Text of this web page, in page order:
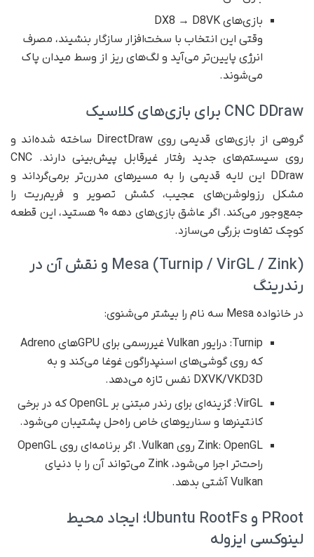
بازی‌های DX8 → D8VK
وقتی این انتخاب با سخت‌افزار سازگار بنشیند، مصرف
انرژی پایین‌تر می‌آید و لگ‌های ریز از وسط میدان پاک
می‌شوند.
CNC DDraw برای بازی‌های کلاسیک
گروهی از بازی‌های قدیمی روی DirectDraw ساخته شده‌اند و
روی سیستم‌های جدید رفتار غیرقابل پیش‌بینی دارند. CNC
DDraw این لایه قدیمی را به مسیرهای مدرن‌تر برمی‌گرداند و
مشکل رزولوشن‌های عجیب، کشش تصویر و فریم‌ریت را
جمع‌وجور می‌کند. اگر عاشق بازی‌های دهه ۹۰ هستید، این قطعه
کوچک تفاوت بزرگی می‌سازد.
Mesa (Turnip / VirGL / Zink) و نقش آن در
رندرینگ
در خانواده Mesa سه نام را بیشتر می‌شنوی:
Turnip: درایور Vulkan غیررسمی برای GPUهای Adreno
که روی گوشی‌های اسنپدراگون غوغا می‌کند و به
DXVK/VKD3D نفس تازه می‌دهد.
VirGL: گزینه‌ای برای رندر مبتنی بر OpenGL که در برخی
کانتینرها و سناریوهای خاص راه‌حل پشتیبان می‌شود.
Zink: OpenGL روی Vulkan. اگر برنامه‌ای روی OpenGL
راحت‌تر اجرا می‌شود، Zink می‌تواند آن را با دنیای
Vulkan آشتی بدهد.
PRoot و Ubuntu RootFs؛ ایجاد محیط
لینوکسی ایزوله